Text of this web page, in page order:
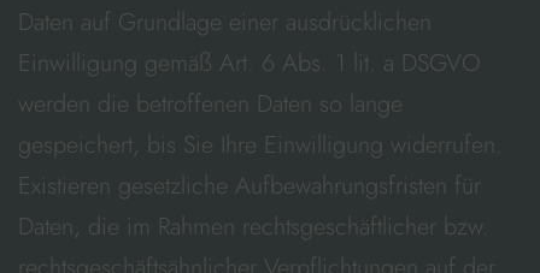
Daten auf Grundlage einer ausdrücklichen
Einwilligung gemäß Art. 6 Abs. 1 lit. a DSGVO
werden die betroffenen Daten so lange
gespeichert, bis Sie Ihre Einwilligung widerrufen.
Existieren gesetzliche Aufbewahrungsfristen für
Daten, die im Rahmen rechtsgeschäftlicher bzw.